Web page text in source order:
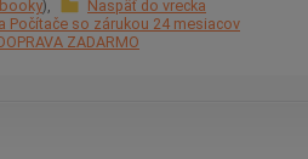
Naspäť do vrecka
Počítače so zárukou 24 mesiacov
ZADARMO